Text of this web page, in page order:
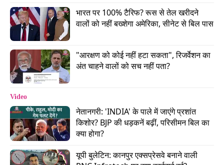
वीडियो: कॉकरोच जनता पार्टी के बरक्स नेशनल पैरासिटिक
फ्रंट, मीम राजनीति में कौन आगे?
भारत पर 100% टैरिफ? रूस से तेल खरीदने
वालों को नहीं बख्शेगा अमेरिका, सीनेट से बिल पास
"आरक्षण को कोई नहीं हटा सकता", रिजर्वेशन का
अंत चाहने वालों को सच नहीं पता?
Video
नेतानगरी: 'INDIA' के पाले में जाएंगे प्रशांत
किशोर? BJP की धड़कनें बढ़ीं, परिसीमन बिल का
क्या होगा?
यूपी बुलेटिन: कानपुर एक्सप्रेसवे बनाने वाली